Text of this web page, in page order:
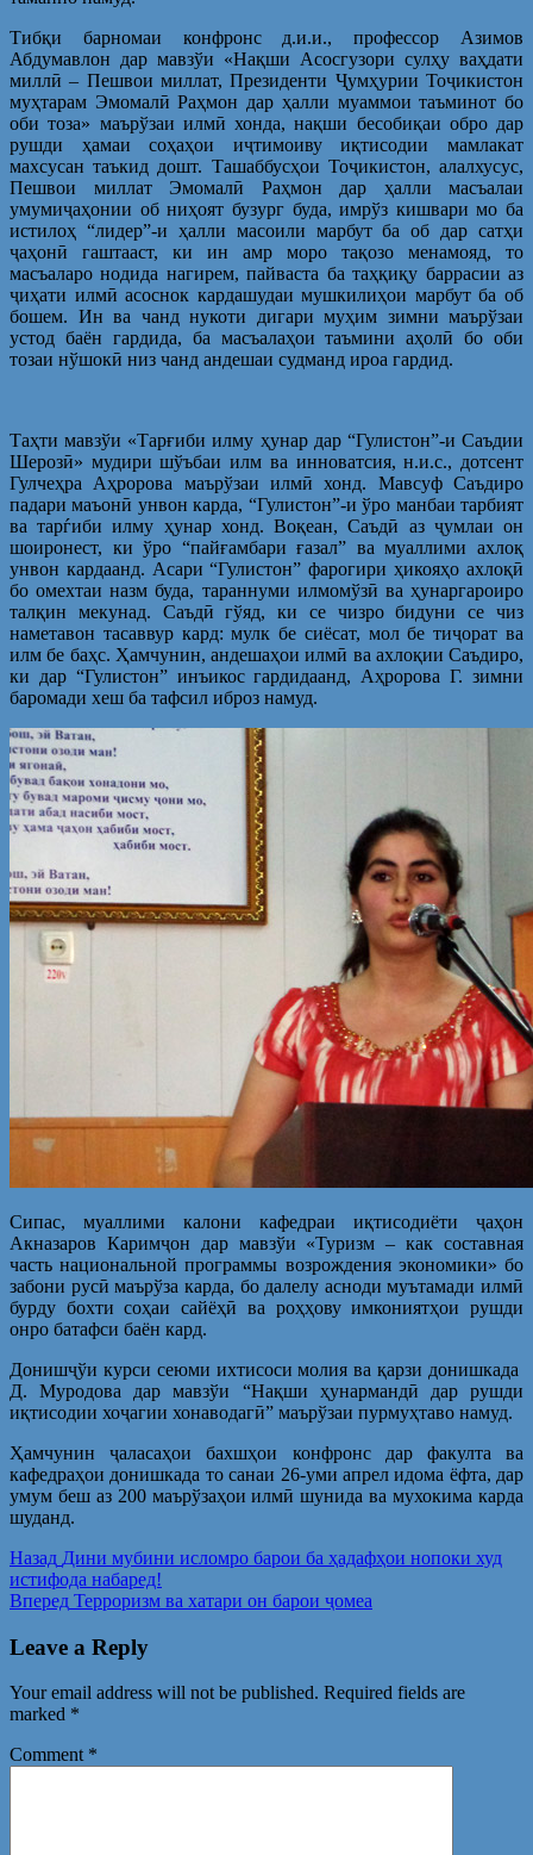
Тибқи барномаи конфронс д.и.и., профессор Азимов
Абдумавлон дар мавзўи «Нақши Асосгузори сулҳу ваҳдати
миллӣ – Пешвои миллат, Президенти Ҷумҳурии Тоҷикистон
муҳтарам Эмомалӣ Раҳмон дар ҳалли муаммои таъминот бо
оби тоза» маърўзаи илмӣ хонда, нақши бесобиқаи обро дар
рушди ҳамаи соҳаҳои иҷтимоиву иқтисодии мамлакат
махсусан таъкид дошт. Ташаббусҳои Тоҷикистон, алалхусус,
Пешвои миллат Эмомалӣ Раҳмон дар ҳалли масъалаи
умумиҷаҳонии об ниҳоят бузург буда, имрўз кишвари мо ба
истилоҳ “лидер”-и ҳалли масоили марбут ба об дар сатҳи
ҷаҳонӣ гаштааст, ки ин амр моро тақозо менамояд, то
масъаларо нодида нагирем, пайваста ба таҳқиқу баррасии аз
ҷиҳати илмӣ асоснок кардашудаи мушкилиҳои марбут ба об
бошем. Ин ва чанд нукоти дигари муҳим зимни маърўзаи
устод баён гардида, ба масъалаҳои таъмини аҳолӣ бо оби
тозаи нўшокӣ низ чанд андешаи судманд ироа гардид.
Таҳти мавзўи «Тарғиби илму ҳунар дар “Гулистон”-и Саъдии
Шерозӣ» мудири шўъбаи илм ва инноватсия, н.и.с., дотсент
Гулчеҳра Аҳророва маърўзаи илмӣ хонд. Мавсуф Саъдиро
падари маъонӣ унвон карда, “Гулистон”-и ўро манбаи тарбият
ва тарѓиби илму ҳунар хонд. Воқеан, Саъдӣ аз ҷумлаи он
шоиронест, ки ўро “пайғамбари ғазал” ва муаллими ахлоқ
унвон кардаанд. Асари “Гулистон” фарогири ҳикояҳо ахлоқӣ
бо омехтаи назм буда, тараннуми илмомўзӣ ва ҳунаргароиро
талқин мекунад. Саъдӣ гўяд, ки се чизро бидуни се чиз
наметавон тасаввур кард: мулк бе сиёсат, мол бе тиҷорат ва
илм бе баҳс. Ҳамчунин, андешаҳои илмӣ ва ахлоқии Саъдиро,
ки дар “Гулистон” инъикос гардидаанд, Аҳророва Г. зимни
баромади хеш ба тафсил иброз намуд.
Сипас, муаллими калони кафедраи иқтисодиёти ҷаҳон
Акназаров Каримҷон дар мавзўи «Туризм – как составная
часть национальной программы возрождения экономики» бо
забони русӣ маърўза карда, бо далелу асноди муътамади илмӣ
бурду бохти соҳаи сайёҳӣ ва роҳҳову имкониятҳои рушди
онро батафси баён кард.
Донишҷўи курси сеюми ихтисоси молия ва қарзи донишкада
Д. Муродова дар мавзўи “Нақши ҳунармандӣ дар рушди
иқтисодии хоҷагии хонаводагӣ” маърўзаи пурмуҳтаво намуд.
Ҳамчунин ҷаласаҳои бахшҳои конфронс дар факулта ва
кафедраҳои донишкада то санаи 26-уми апрел идома ёфта, дар
умум беш аз 200 маърўзаҳои илмӣ шунида ва мухокима карда
шуданд.
Post
navigation
Назад Предыдущая
запись:
Дини мубини исломро барои ба ҳадафҳои нопоки худ
истифода набаред!
Вперед Следующая
Терроризм ва хатари он барои ҷомеа
Leave a Reply
Your email address will not be published. Required fields are
marked *
Comment *